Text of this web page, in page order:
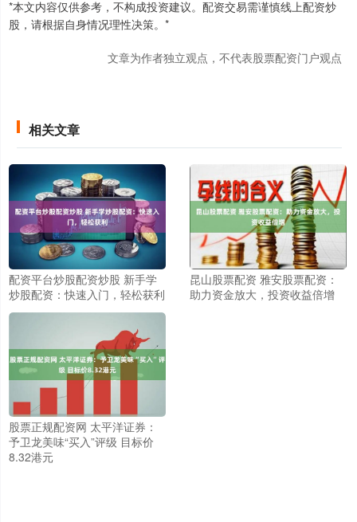
*本文内容仅供参考，不构成投资建议。配资交易需谨慎线上配资炒
股，请根据自身情况理性决策。*
文章为作者独立观点，不代表股票配资门户观点
相关文章
配资平台炒股配资炒股 新手学
炒股配资：快速入门，轻松获利
昆山股票配资 雅安股票配资：
助力资金放大，投资收益倍增
股票正规配资网 太平洋证券：
予卫龙美味“买入”评级 目标价
8.32港元